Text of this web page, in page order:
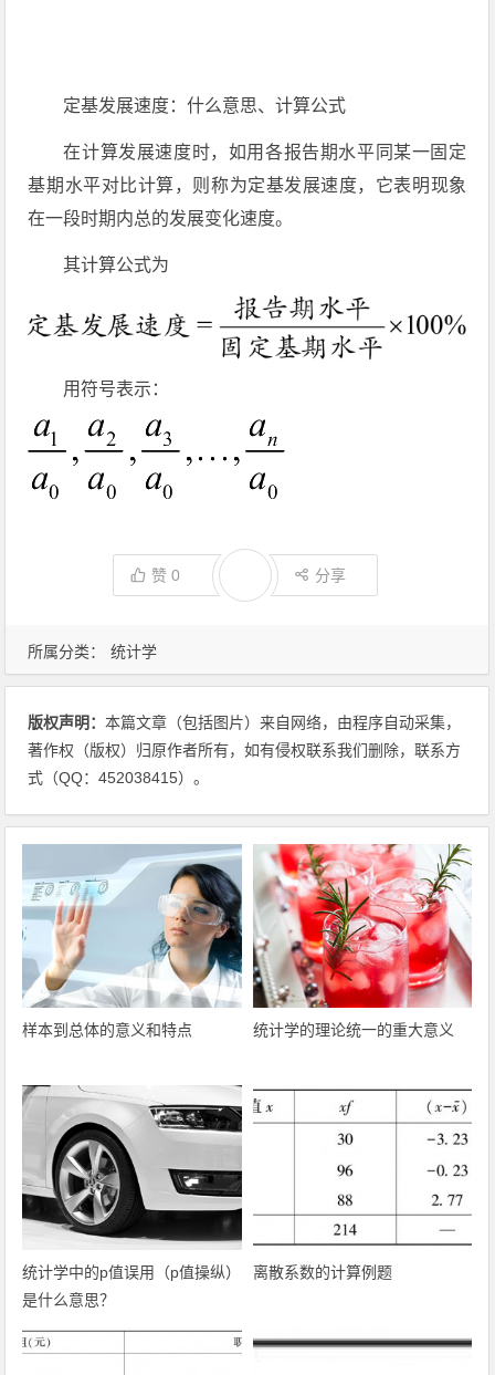
定基发展速度：什么意思、计算公式
在计算发展速度时，如用各报告期水平同某一固定
基期水平对比计算，则称为定基发展速度，它表明现象
在一段时期内总的发展变化速度。
其计算公式为
用符号表示：
赞0 分享
所属分类： 统计学
版权声明：本篇文章（包括图片）来自网络，由程序自动采集，
著作权（版权）归原作者所有，如有侵权联系我们删除，联系方
式（QQ：452038415）。
样本到总体的意义和特点 统计学的理论统一的重大意义
统计学中的p值误用（p值操纵）
是什么意思？
离散系数的计算例题